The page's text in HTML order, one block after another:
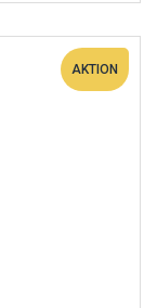
AKTION